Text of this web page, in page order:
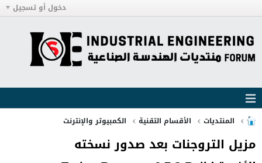
دخول أو تسجيل
المنتديات الأقسام التقنية الكمبيوتر والإنترنت
مزيل التروجنات بعد صدور نسخته